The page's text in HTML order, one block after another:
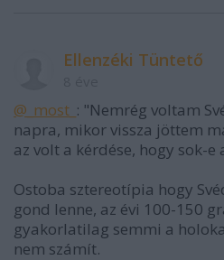
Ellenzéki Tüntető
@_most_ : "Nemrég voltam
napra, mikor vissza jöttem
az volt a kérdése, hogy sok-e
Ostoba sztereotípia hogy
gond lenne, az évi 100-150
gyakorlatilag semmi a
nem számít.